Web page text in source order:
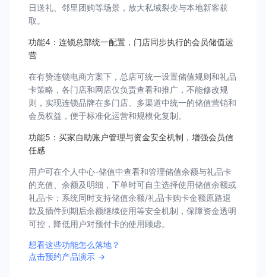
日送礼、邻里团购等场景，放大私域裂变与本地新客获
取。
功能4：连锁总部统一配置，门店同步执行的会员储值运
营
在有赞连锁电商方案下，总店可统一设置储值规则和礼品
卡策略，各门店和网店仅负责查看和推广，不能修改规
则，实现连锁品牌在多门店、多渠道中统一的储值营销和
会员权益，便于标准化运营和规模化复制。
功能5：买家自助账户管理与资金安全机制，增强会员信
任感
用户可在个人中心-储值中查看和管理储值余额与礼品卡
的充值、余额及明细，下单时可自主选择使用储值余额或
礼品卡；系统同时支持储值余额/礼品卡购卡金额原路退
款及插件到期后余额继续使用等安全机制，保障资金透明
可控，降低用户对预付卡的使用顾虑。
想看这些功能怎么落地？
点击预约产品演示 →